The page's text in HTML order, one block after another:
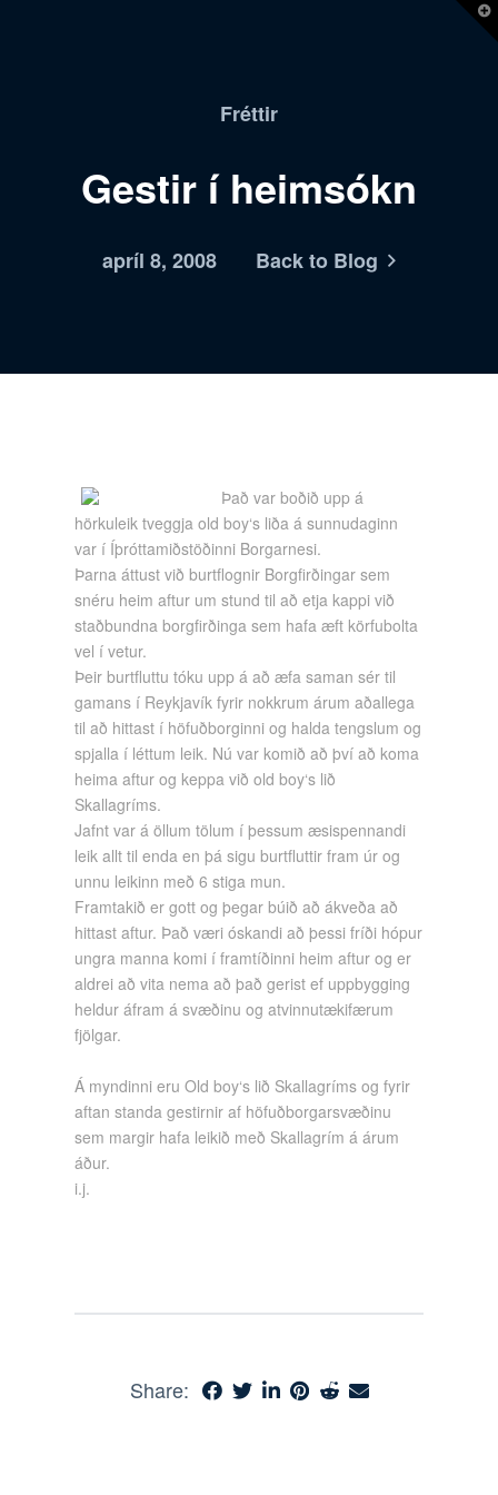
Fréttir
Gestir í heimsókn
apríl 8, 2008 Back to Blog
Það var boðið upp á
hörkuleik tveggja old boy‘s liða á sunnudaginn
var í Íþróttamiðstöðinni Borgarnesi.
Þarna áttust við burtflognir Borgfirðingar sem
snéru heim aftur um stund til að etja kappi við
staðbundna borgfirðinga sem hafa æft körfubolta
vel í vetur.
Þeir burtfluttu tóku upp á að æfa saman sér til
gamans í Reykjavík fyrir nokkrum árum aðallega
til að hittast í höfuðborginni og halda tengslum og
spjalla í léttum leik. Nú var komið að því að koma
heima aftur og keppa við old boy‘s lið
Skallagríms.
Jafnt var á öllum tölum í þessum æsispennandi
leik allt til enda en þá sigu burtfluttir fram úr og
unnu leikinn með 6 stiga mun.
Framtakið er gott og þegar búið að ákveða að
hittast aftur. Það væri óskandi að þessi fríði hópur
ungra manna komi í framtíðinni heim aftur og er
aldrei að vita nema að það gerist ef uppbygging
heldur áfram á svæðinu og atvinnutækifærum
fjölgar.
Á myndinni eru Old boy‘s lið Skallagríms og fyrir
aftan standa gestirnir af höfuðborgarsvæðinu
sem margir hafa leikið með Skallagrím á árum
áður.
i.j.
Share: